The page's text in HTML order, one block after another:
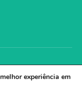
experiência em